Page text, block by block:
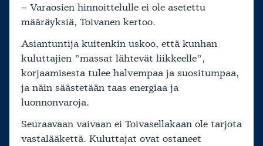
– Varaosien hinnoittelulle ei ole asetettu
määräyksiä, Toivanen kertoo.
Asiantuntija kuitenkin uskoo, että kunhan
kuluttajien ”massat lähtevät liikkeelle”,
korjaamisesta tulee halvempaa ja suositumpaa,
ja näin säästetään taas energiaa ja
luonnonvaroja.
Seuraavaan vaivaan ei Toivasellakaan ole tarjota
vastalääkettä. Kuluttajat ovat ostaneet